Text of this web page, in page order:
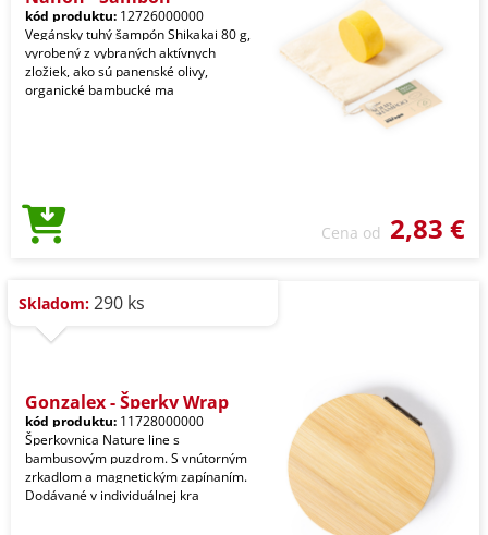
kód produktu: 12726000000
Vegánsky tuhý šampón Shikakai 80 g,
vyrobený z vybraných aktívnych
zložiek, ako sú panenské olivy,
organické bambucké ma
Cena od 2,83 €
Skladom: 290 ks
Gonzalex - Šperky Wrap
kód produktu: 11728000000
Šperkovnica Nature line s
bambusovým puzdrom. S vnútorným
zrkadlom a magnetickým zapínaním.
Dodávané v individuálnej kra